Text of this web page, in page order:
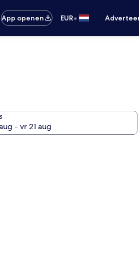
App openen
EUR•